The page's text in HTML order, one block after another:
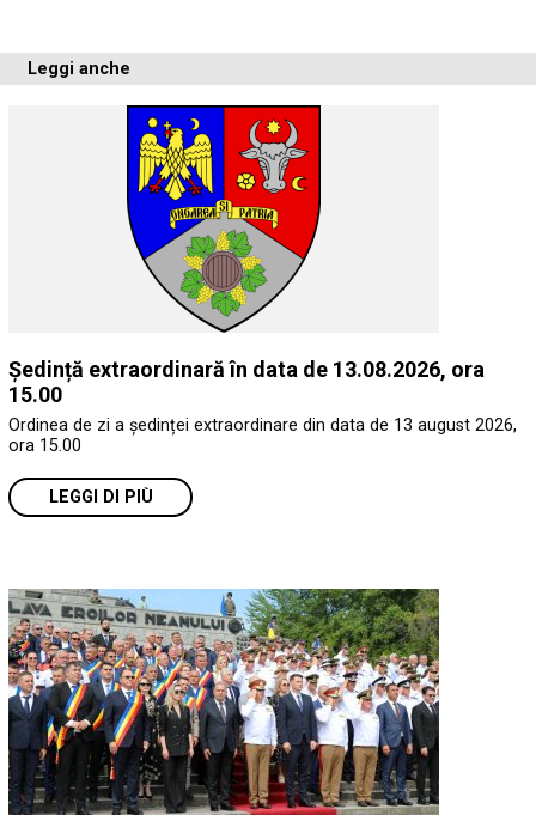
Leggi anche
Ședință extraordinară în data de 13.08.2026, ora
15.00
Ordinea de zi a ședinței extraordinare din data de 13 august 2026,
ora 15.00
LEGGI DI PIÙ